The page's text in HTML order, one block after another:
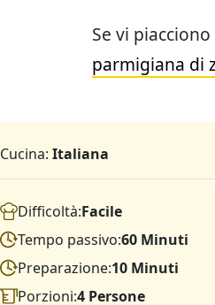
Se vi
parmigiana di
Cucina: Italiana
Difficoltà:Facile
Tempo passivo:60 Minuti
Preparazione:10 Minuti
Porzioni:4 Persone